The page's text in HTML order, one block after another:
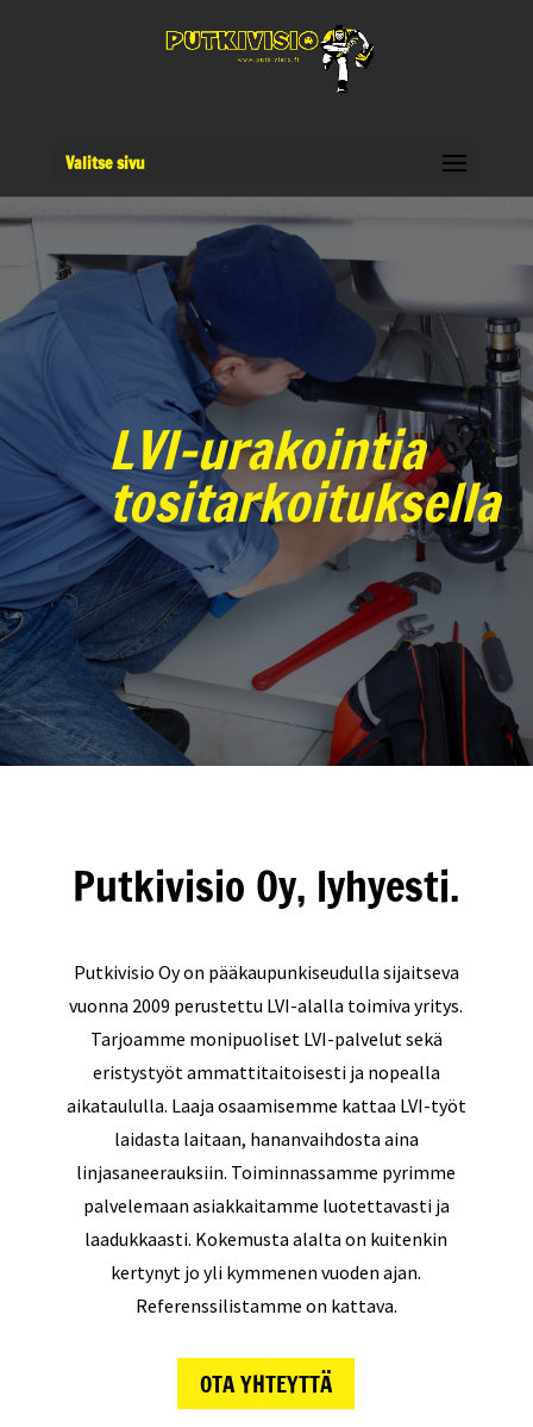
Valitse sivu
LVI-urakointia
tositarkoituksella
Putkivisio Oy, lyhyesti.
Putkivisio Oy on pääkaupunkiseudulla sijaitseva
vuonna 2009 perustettu LVI-alalla toimiva yritys.
Tarjoamme monipuoliset LVI-palvelut sekä
eristystyöt ammattitaitoisesti ja nopealla
aikataululla. Laaja osaamisemme kattaa LVI-työt
laidasta laitaan, hananvaihdosta aina
linjasaneerauksiin. Toiminnassamme pyrimme
palvelemaan asiakkaitamme luotettavasti ja
laadukkaasti. Kokemusta alalta on kuitenkin
kertynyt jo yli kymmenen vuoden ajan.
Referenssilistamme on kattava.
OTA YHTEYTTÄ